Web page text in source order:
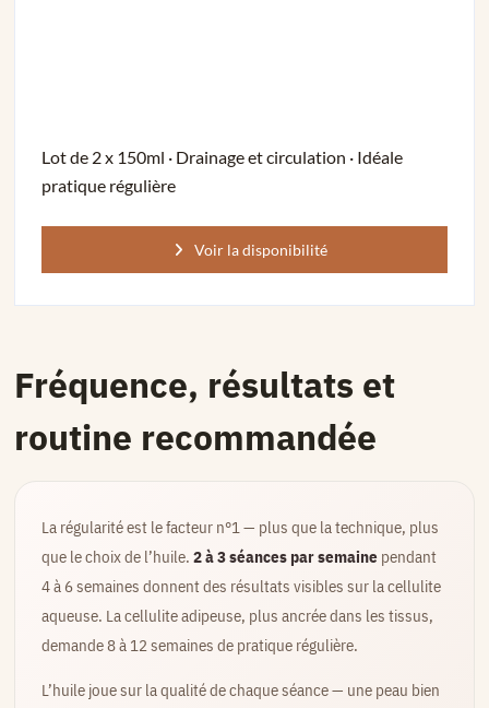
Lot de 2 x 150ml · Drainage et circulation · Idéale
pratique régulière
Voir la disponibilité
Fréquence, résultats et
routine recommandée
La régularité est le facteur n°1 — plus que la technique, plus
que le choix de l’huile. 2 à 3 séances par semainependant
4 à 6 semaines donnent des résultats visibles sur la cellulite
aqueuse. La cellulite adipeuse, plus ancrée dans les tissus,
demande 8 à 12 semaines de pratique régulière.
L’huile joue sur la qualité de chaque séance — une peau bien